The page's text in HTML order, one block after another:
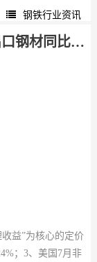
钢铁行业资讯
销量同比下降9.24%
益”为核心的定价
；3、美国7月非